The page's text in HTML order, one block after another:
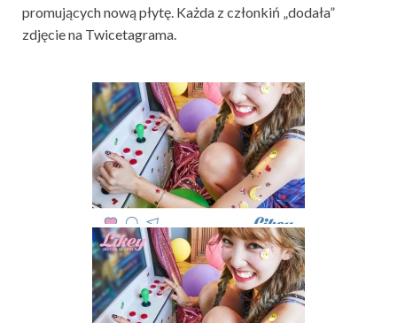
promujących nową płytę. Każda z członkiń „dodała”
zdjęcie na Twicetagrama.